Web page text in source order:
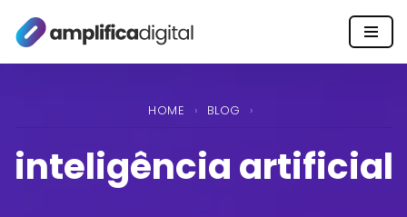
Pular
HOME › BLOG ›
inteligência artificial